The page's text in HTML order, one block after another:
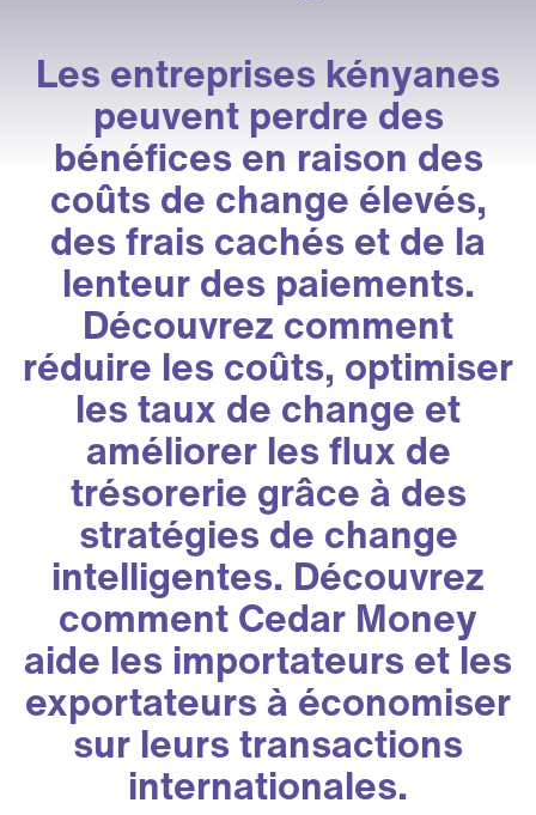
Les entreprises kényanes
peuvent perdre des
bénéfices en raison des
coûts de change élevés,
des frais cachés et de la
lenteur des paiements.
Découvrez comment
réduire les coûts, optimiser
les taux de change et
améliorer les flux de
trésorerie grâce à des
stratégies de change
intelligentes. Découvrez
comment Cedar Money
aide les importateurs et les
exportateurs à économiser
sur leurs transactions
internationales.